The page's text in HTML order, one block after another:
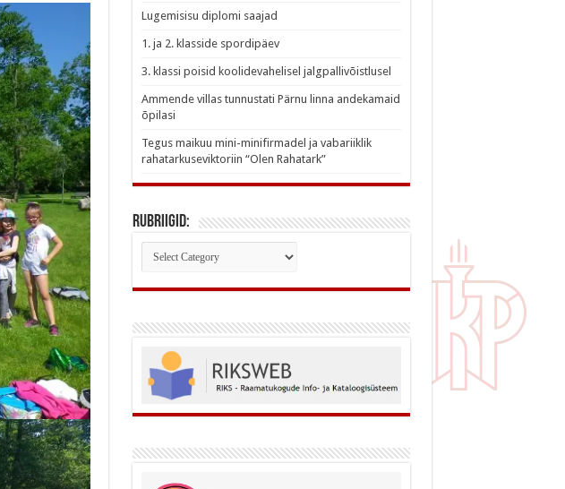
Lugemisisu diplomi saajad
1. ja 2. klasside spordipäev
3. klassi poisid koolidevahelisel jalgpallivõistlusel
Ammende villas tunnustati Pärnu linna andekamaid
õpilasi
Tegus maikuu mini-minifirmadel ja vabariiklik
rahatarkuseviktoriin “Olen Rahatark”
Rubriigid:
Rubriigid: